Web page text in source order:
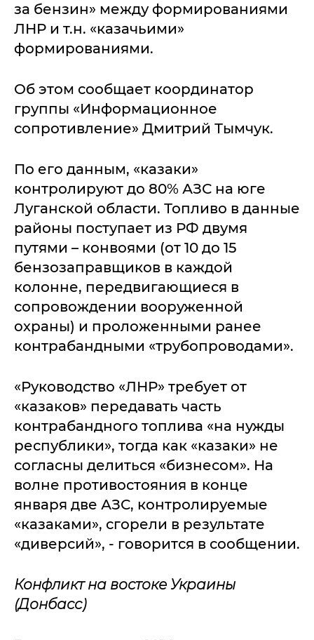
за бензин» между формированиями
ЛНР и т.н. «казачьими»
формированиями.
Об этом сообщает координатор
группы «Информационное
сопротивление» Дмитрий Тымчук.
По его данным, «казаки»
контролируют до 80% АЗС на юге
Луганской области. Топливо в данные
районы поступает из РФ двумя
путями – конвоями (от 10 до 15
бензозаправщиков в каждой
колонне, передвигающиеся в
сопровождении вооруженной
охраны) и проложенными ранее
контрабандными «трубопроводами».
«Руководство «ЛНР» требует от
«казаков» передавать часть
контрабандного топлива «на нужды
республики», тогда как «казаки» не
согласны делиться «бизнесом». На
волне противостояния в конце
января две АЗС, контролируемые
«казаками», сгорели в результате
«диверсий», - говорится в сообщении.
Конфликт на востоке Украины
(Донбасс)